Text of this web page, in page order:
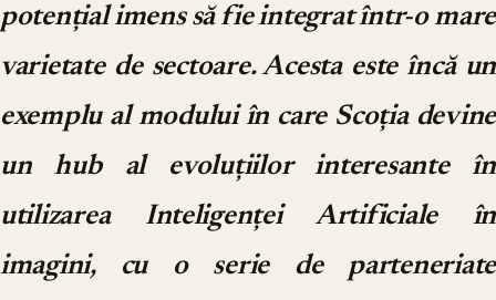
potențial imens să fie integrat într-o mare
varietate de sectoare. Acesta este încă un
exemplu al modului în care Scoția devine
un hub al evoluțiilor interesante în
utilizarea Inteligenței Artificiale în
imagini, cu o serie de parteneriate